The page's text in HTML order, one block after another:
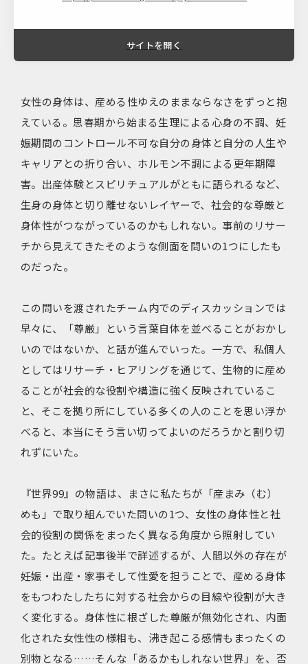
サイトを開く
女性の身体は、産める性ゆえのままならなさをずっと抱
えている。思春期から始まる生理による心身の不調、妊
娠期間のコントロール不可な自分の身体と自分の人生や
キャリアとの折り合い、ホルモン不調による更年期障
害。出産体験とスピリチュアルがともに語られるなど、
生身の身体と切り離せないレイヤーで、社会的な尊厳と
身体性がつながっているのかもしれない。事前のリサー
チから見えてきたそのような側面を問いの1つにしたも
のだった。
この問いを渡されたチーム内でのディスカッションでは
早々に、「尊厳」という言葉自体を並べることがおかし
いのではないか、と話が進んでいった。一方で、私個人
としてはリサーチ・ヒアリングを通じて、生物的に産め
ることが社会的な役割や構造に強く反映されているこ
と、そこを拠り所にしている多くの人のことを思い浮か
べると、本当にそう言い切ってよいのだろうかと割り切
れずにいた。
『世界99』の物語は、まさに私たちが「産まみ（む）
めも」で取り組んでいた問いの1つ、女性の身体性と社
会的役割の関係をまったく異なる角度から照射してい
た。たとえば記事後半で詳述するが、人間以外の存在が
妊娠・出産・家事そして性愛を担うことで、産める身体
をもつわたしたちに対する社会からの目線や役割が大き
く変化する。身体性に根ざした尊厳が無効化され、内面
化された女性性の様相も、沸き起こる感情もまったくの
別物となる……そんな「あるかもしれない世界」を、否